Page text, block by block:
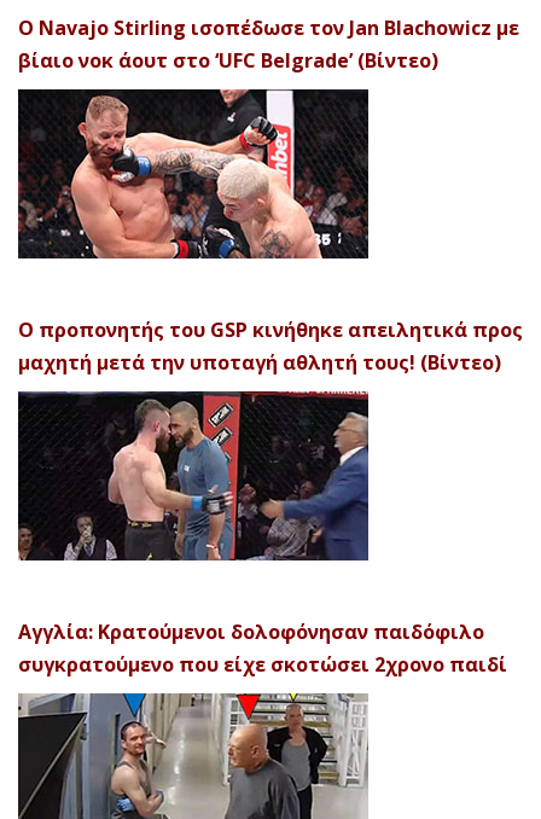
Ο Navajo Stirling ισοπέδωσε τον Jan Blachowicz με
βίαιο νοκ άουτ στο ‘UFC Belgrade’ (Βίντεο)
Ο προπονητής του GSP κινήθηκε απειλητικά προς
μαχητή μετά την υποταγή αθλητή τους! (Βίντεο)
Αγγλία: Κρατούμενοι δολοφόνησαν παιδόφιλο
συγκρατούμενο που είχε σκοτώσει 2χρονο παιδί